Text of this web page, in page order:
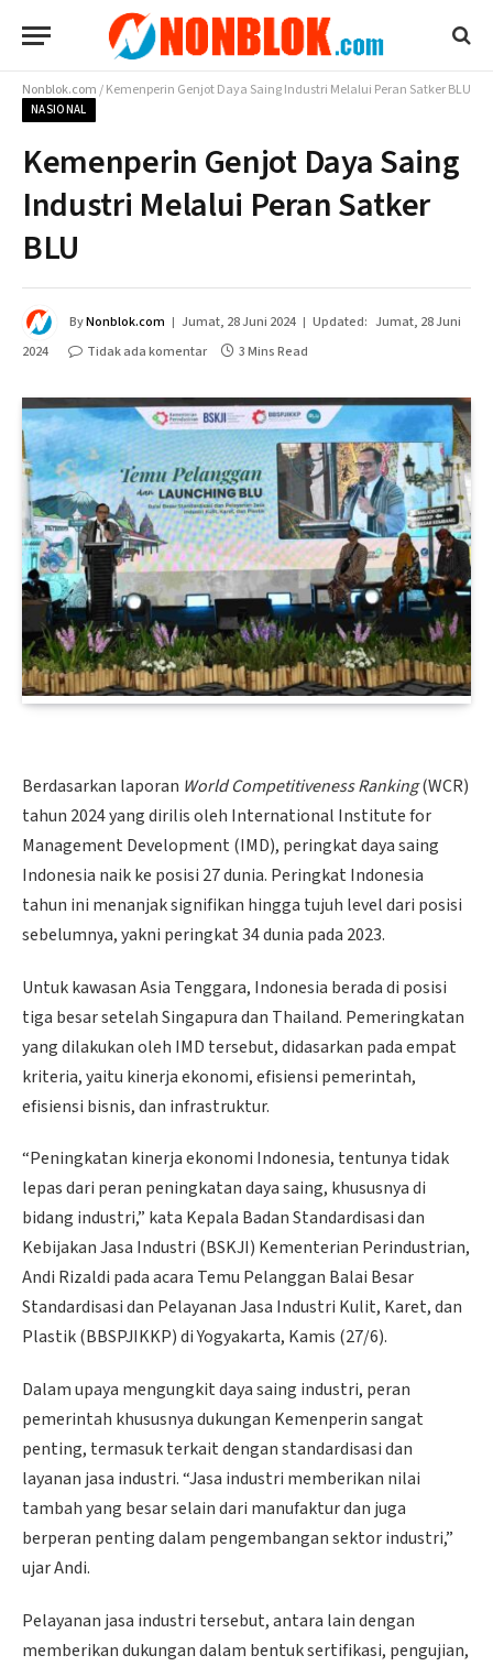
Nonblok.com/Kemenperin Genjot Daya Saing Industri Melalui Peran Satker BLU
NASIONAL
Kemenperin Genjot Daya Saing
Industri Melalui Peran Satker
BLU
ByNonblok.com Jumat, 28 Juni 2024 Updated: Jumat, 28 Juni
2024
Tidak ada komentar 3 Mins Read
Berdasarkan laporan World Competitiveness Ranking(WCR)
tahun 2024 yang dirilis oleh International Institute for
Management Development (IMD), peringkat daya saing
Indonesia naik ke posisi 27 dunia. Peringkat Indonesia
tahun ini menanjak signifikan hingga tujuh level dari posisi
sebelumnya, yakni peringkat 34 dunia pada 2023.
Untuk kawasan Asia Tenggara, Indonesia berada di posisi
tiga besar setelah Singapura dan Thailand. Pemeringkatan
yang dilakukan oleh IMD tersebut, didasarkan pada empat
kriteria, yaitu kinerja ekonomi, efisiensi pemerintah,
efisiensi bisnis, dan infrastruktur.
“Peningkatan kinerja ekonomi Indonesia, tentunya tidak
lepas dari peran peningkatan daya saing, khususnya di
bidang industri,” kata Kepala Badan Standardisasi dan
Kebijakan Jasa Industri (BSKJI) Kementerian Perindustrian,
Andi Rizaldi pada acara Temu Pelanggan Balai Besar
Standardisasi dan Pelayanan Jasa Industri Kulit, Karet, dan
Plastik (BBSPJIKKP) di Yogyakarta, Kamis (27/6).
Dalam upaya mengungkit daya saing industri, peran
pemerintah khususnya dukungan Kemenperin sangat
penting, termasuk terkait dengan standardisasi dan
layanan jasa industri. “Jasa industri memberikan nilai
tambah yang besar selain dari manufaktur dan juga
berperan penting dalam pengembangan sektor industri,”
ujar Andi.
Pelayanan jasa industri tersebut, antara lain dengan
memberikan dukungan dalam bentuk sertifikasi, pengujian,